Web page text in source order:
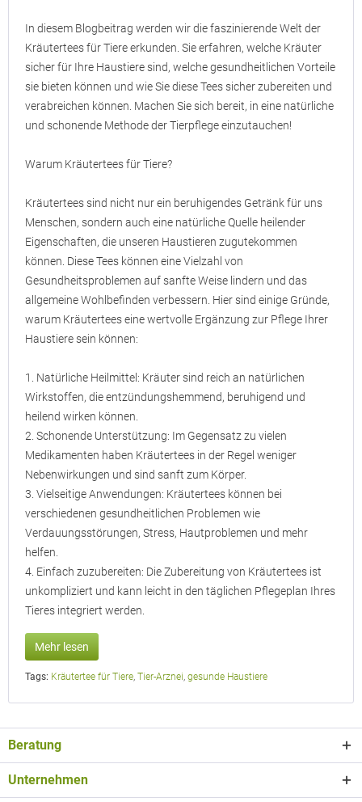
In diesem Blogbeitrag werden wir die faszinierende Welt der
Kräutertees für Tiere erkunden. Sie erfahren, welche Kräuter
sicher für Ihre Haustiere sind, welche gesundheitlichen Vorteile
sie bieten können und wie Sie diese Tees sicher zubereiten und
verabreichen können. Machen Sie sich bereit, in eine natürliche
und schonende Methode der Tierpflege einzutauchen!
Warum Kräutertees für Tiere?
Kräutertees sind nicht nur ein beruhigendes Getränk für uns
Menschen, sondern auch eine natürliche Quelle heilender
Eigenschaften, die unseren Haustieren zugutekommen
können. Diese Tees können eine Vielzahl von
Gesundheitsproblemen auf sanfte Weise lindern und das
allgemeine Wohlbefinden verbessern. Hier sind einige Gründe,
warum Kräutertees eine wertvolle Ergänzung zur Pflege Ihrer
Haustiere sein können:
1. Natürliche Heilmittel: Kräuter sind reich an natürlichen
Wirkstoffen, die entzündungshemmend, beruhigend und
heilend wirken können.
2. Schonende Unterstützung: Im Gegensatz zu vielen
Medikamenten haben Kräutertees in der Regel weniger
Nebenwirkungen und sind sanft zum Körper.
3. Vielseitige Anwendungen: Kräutertees können bei
verschiedenen gesundheitlichen Problemen wie
Verdauungsstörungen, Stress, Hautproblemen und mehr
helfen.
4. Einfach zuzubereiten: Die Zubereitung von Kräutertees ist
unkompliziert und kann leicht in den täglichen Pflegeplan Ihres
Tieres integriert werden.
Mehr lesen
Tags: Kräutertee für Tiere, Tier-Arznei, gesunde Haustiere
Beratung
Unternehmen